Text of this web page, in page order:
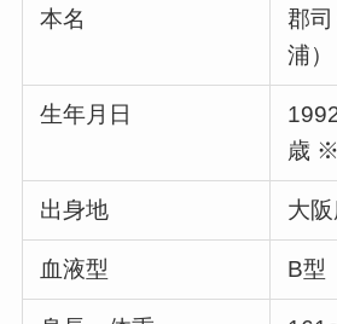
本名
郡
浦）
生年月日
歳
出身地 大
血液型 B型